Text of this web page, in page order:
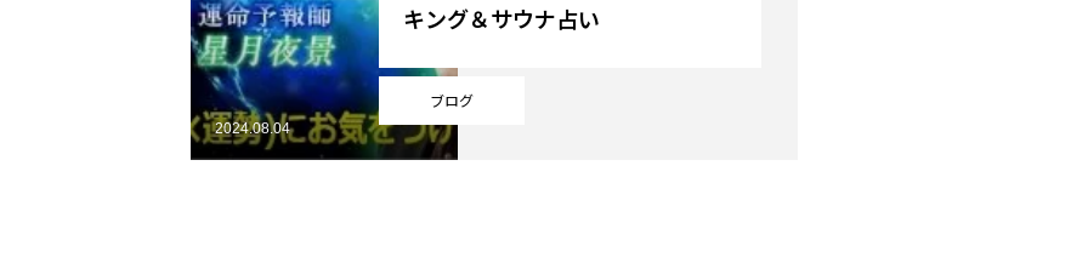
Online Store
ブログ
キング＆サウナ占い
2024.08.04